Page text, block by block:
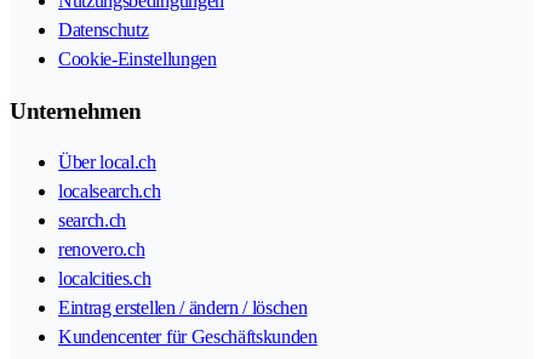
Datenschutz
Cookie-Einstellungen
Unternehmen
Über local.ch
localsearch.ch
search.ch
renovero.ch
localcities.ch
Eintrag erstellen / ändern / löschen
Kundencenter für Geschäftskunden